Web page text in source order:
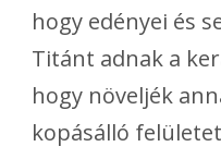
hogy edényei és
Titánt adnak a
hogy növeljék
kopásálló